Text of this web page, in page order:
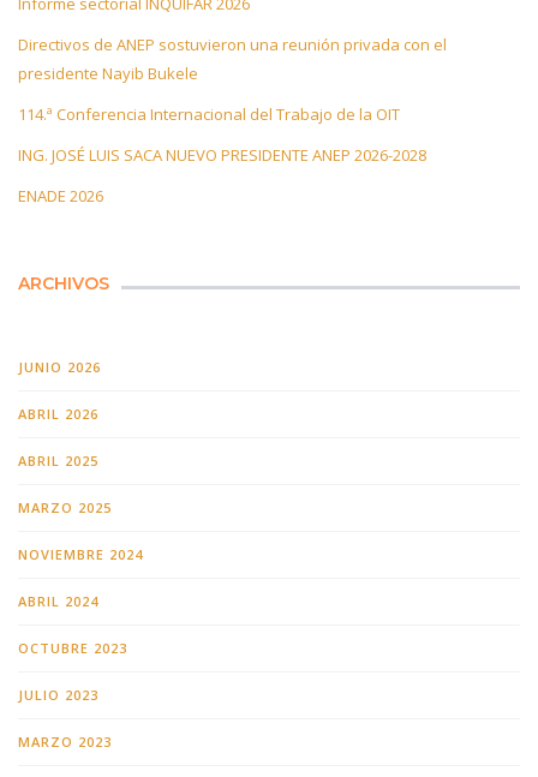
Directivos de ANEP sostuvieron una reunión privada con el
presidente Nayib Bukele
114.ª Conferencia Internacional del Trabajo de la OIT
ING. JOSÉ LUIS SACA NUEVO PRESIDENTE ANEP 2026-2028
ENADE 2026
ARCHIVOS
JUNIO 2026
ABRIL 2026
ABRIL 2025
MARZO 2025
NOVIEMBRE 2024
ABRIL 2024
OCTUBRE 2023
JULIO 2023
MARZO 2023